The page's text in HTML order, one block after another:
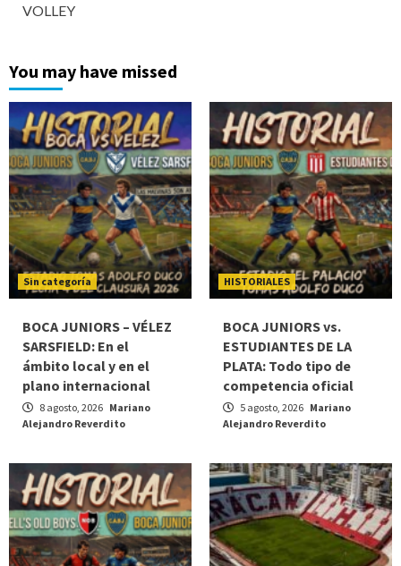
VOLLEY
You may have missed
Sin categoría
BOCA JUNIORS – VÉLEZ
SARSFIELD: En el
ámbito local y en el
plano internacional
8 agosto, 2026 Mariano
Alejandro Reverdito
HISTORIALES
BOCA JUNIORS vs.
ESTUDIANTES DE LA
PLATA: Todo tipo de
competencia oficial
5 agosto, 2026 Mariano
Alejandro Reverdito